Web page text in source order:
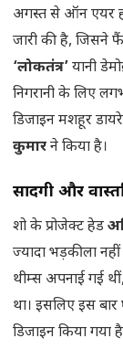
अगस्त से ऑन एयर
जारी की है, जिसने
‘लोकतंत्र’ यानी
निगरानी के लिए
डिजाइन मशहूर
कुमारने किया है।
सादगी और
शो के प्रोजेक्ट हेड
ज्यादा भड़कीला
थीम्स अपनाई गई
था। इसलिए इस
डिजाइन किया गया